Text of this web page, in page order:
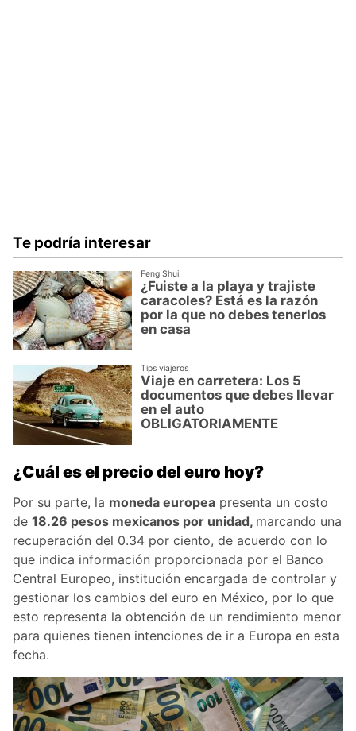
Te podría interesar
Feng Shui
¿Fuiste a la playa y trajiste
caracoles? Está es la razón
por la que no debes tenerlos
en casa
Tips viajeros
Viaje en carretera: Los 5
documentos que debes llevar
en el auto
OBLIGATORIAMENTE
¿Cuál es el precio del euro hoy?
Por su parte, la moneda europea presenta un costo
de 18.26 pesos mexicanos por unidad, marcando una
recuperación del 0.34 por ciento, de acuerdo con lo
que indica información proporcionada por el Banco
Central Europeo, institución encargada de controlar y
gestionar los cambios del euro en México, por lo que
esto representa la obtención de un rendimiento menor
para quienes tienen intenciones de ir a Europa en esta
fecha.